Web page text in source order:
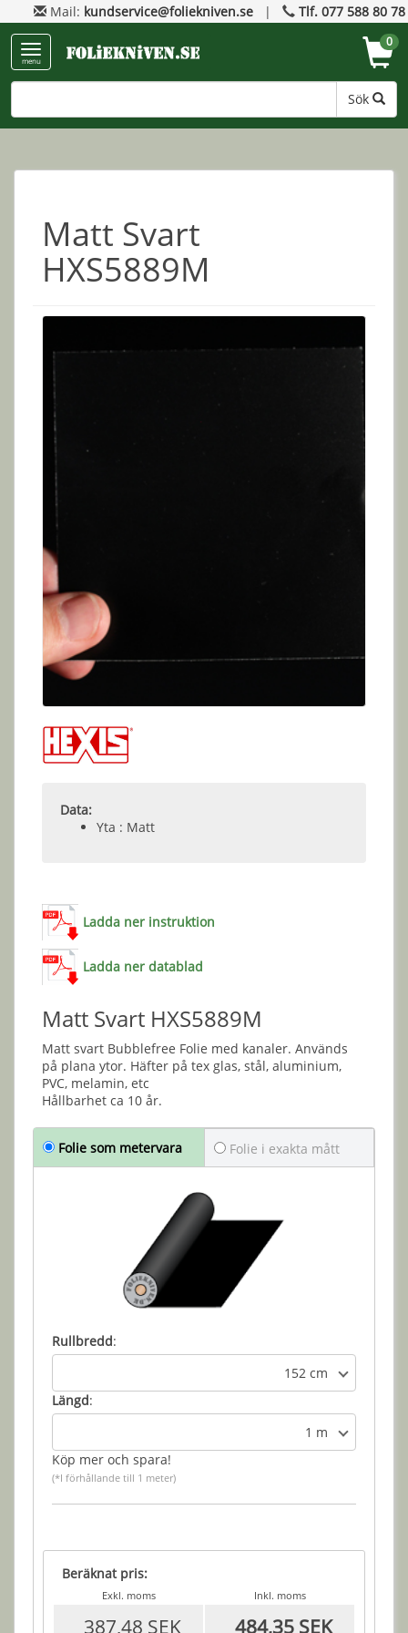
Mail: kundservice@foliekniven.se | Tlf. 077 588 80 78
menu
Sök
0
Matt Svart
HXS5889M
Data:
Yta : Matt
Ladda ner instruktion
Ladda ner datablad
Matt Svart HXS5889M
Matt svart Bubblefree Folie med kanaler. Används
på plana ytor. Häfter på tex glas, stål, aluminium,
PVC, melamin, etc
Hållbarhet ca 10 år.
Folie som metervara Folie i exakta mått
Rullbredd:
152 cm
Längd:
1 m
Köp mer och spara!
(*I förhållande till 1 meter)
Beräknat pris:
Exkl. moms Inkl. moms
387,48 SEK 484,35 SEK